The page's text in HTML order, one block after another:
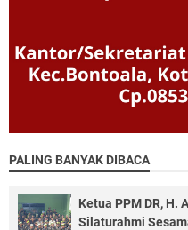
PALING BANYAK DIBACA
Ketua PPM DR, H.
Silaturahmi